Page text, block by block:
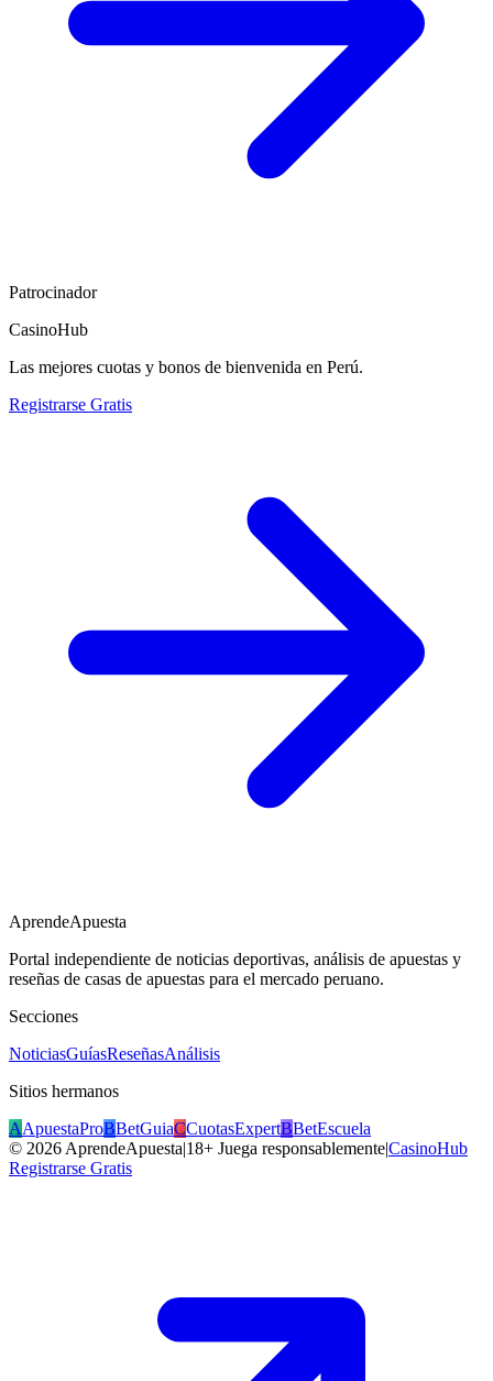
Patrocinador
CasinoHub
Las mejores cuotas y bonos de bienvenida en Perú.
Registrarse Gratis
AprendeApuesta
Portal independiente de noticias deportivas, análisis de apuestas y
reseñas de casas de apuestas para el mercado peruano.
Secciones
NoticiasGuíasReseñasAnálisis
Sitios hermanos
AApuestaProBBetGuiaCCuotasExpertBBetEscuela
© 2026 AprendeApuesta|18+ Juega responsablemente|CasinoHub
Registrarse Gratis